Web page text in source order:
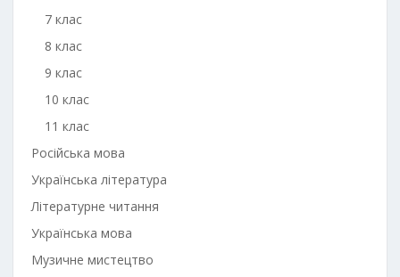
7 клас
8 клас
9 клас
10 клас
11 клас
Російська мова
Українська література
Літературне читання
Українська мова
Музичне мистецтво